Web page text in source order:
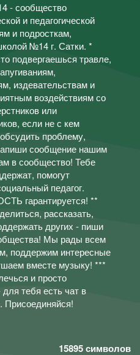
- сообщество
и педагогической
и подросткам,
№14 г. Сатки. *
подвергаешься травле,
издевательствам и
воздействиям со
или
если не с кем
проблему,
сообщение нашим
в сообщество! Тебе
помогут
педагог.
гарантируется! **
рассказать,
других - пиши
Мы рады всем
поддержим интересные
вместе музыку! ***
и просто
для тебя есть чат в
Присоединяйся!
15895символов